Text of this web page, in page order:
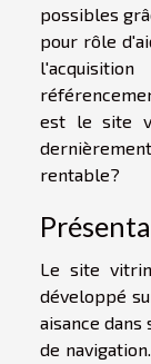
possibles
pour rôle
est le site
rentable?
Le site
développé
aisance
de